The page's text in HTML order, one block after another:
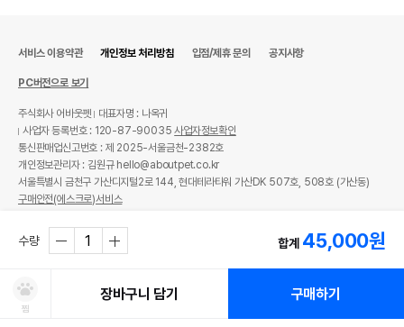
수량 합계 45,000원
찜
장바구니 담기 구매하기
서비스 이용약관 개인정보 처리방침 입점/제휴 문의 공지사항
PC버전으로 보기
주식회사 어바웃펫
대표자명 : 나옥귀
사업자 등록번호 : 120-87-90035사업자정보확인
통신판매업신고번호 : 제 2025-서울금천-2382호
개인정보관리자 : 김원규 hello@aboutpet.co.kr
서울특별시 금천구 가산디지털2로 144, 현대테라타워 가산DK 507호, 508호 (가산동)
구매안전(에스크로)서비스